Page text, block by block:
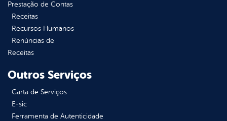
Prestação de Contas
Receitas
Recursos Humanos
Renúncias de
Receitas
Outros Serviços
Carta de Serviços
E-sic
Ferramenta de Autenticidade